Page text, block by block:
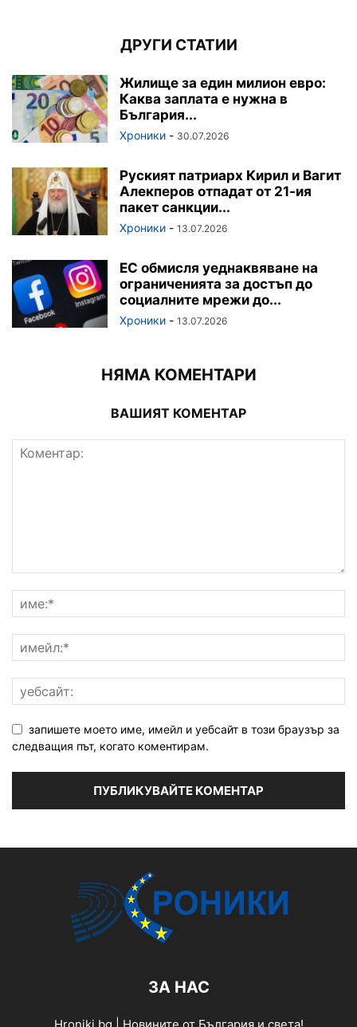
ДРУГИ СТАТИИ
Жилище за един милион евро:
Каква заплата е нужна в
България...
Хроники - 30.07.2026
Руският патриарх Кирил и Вагит
Алекперов отпадат от 21-ия
пакет санкции...
Хроники - 13.07.2026
ЕС обмисля уеднаквяване на
ограниченията за достъп до
социалните мрежи до...
Хроники - 13.07.2026
НЯМА КОМЕНТАРИ
ВАШИЯТ КОМЕНТАР
запишете моето име, имейл и уебсайт в този браузър за
следващия път, когато коментирам.
ЗА НАС
Hroniki.bg | Новините от България и света!